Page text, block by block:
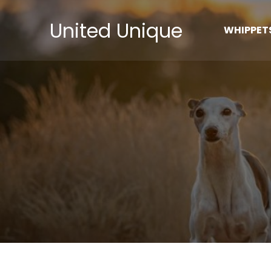
Skip
United Unique